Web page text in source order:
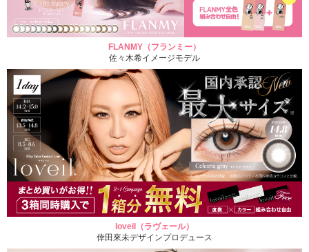
FLANMY（フランミー）
佐々木希イメージモデル
loveil（ラヴェール）
倖田來未デザインプロデュース